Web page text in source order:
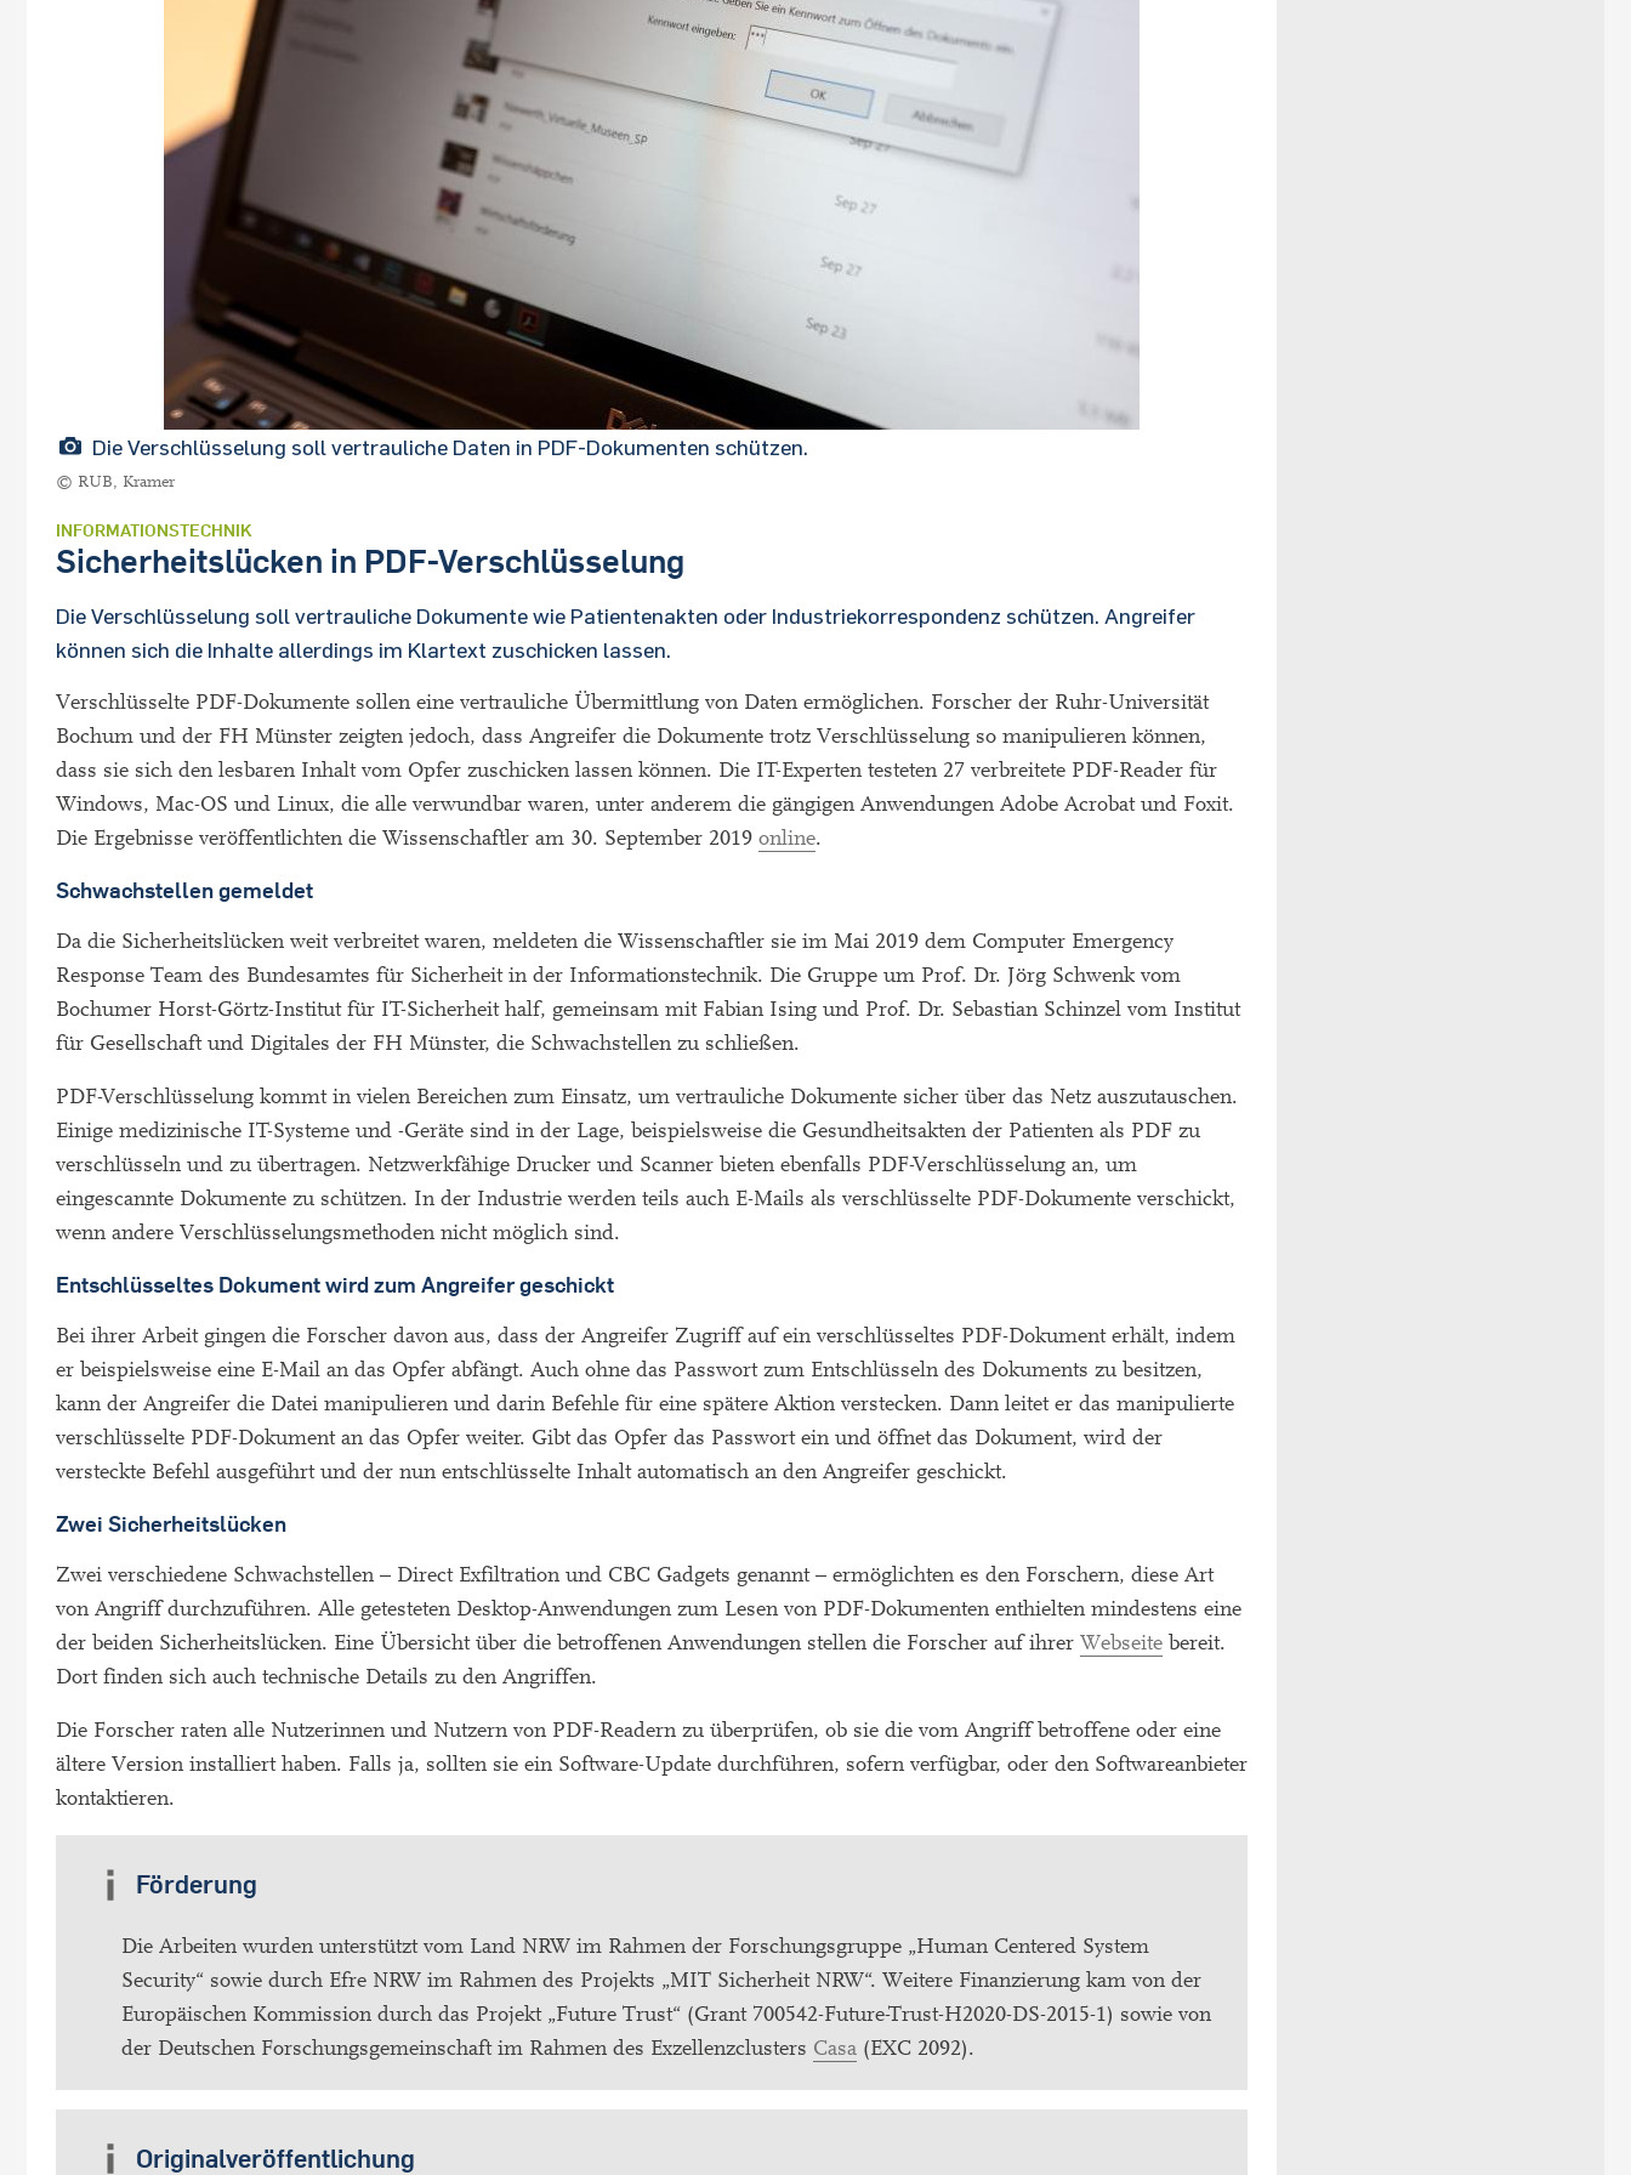
Die Verschlüsselung soll vertrauliche Daten in PDF-Dokumenten schützen.
© RUB, Kramer
INFORMATIONSTECHNIK
Sicherheitslücken in PDF-Verschlüsselung
Die Verschlüsselung soll vertrauliche Dokumente wie Patientenakten oder Industriekorrespondenz schützen. Angreifer
können sich die Inhalte allerdings im Klartext zuschicken lassen.
Verschlüsselte PDF-Dokumente sollen eine vertrauliche Übermittlung von Daten ermöglichen. Forscher der Ruhr-Universität
Bochum und der FH Münster zeigten jedoch, dass Angreifer die Dokumente trotz Verschlüsselung so manipulieren können,
dass sie sich den lesbaren Inhalt vom Opfer zuschicken lassen können. Die IT-Experten testeten 27 verbreitete PDF-Reader für
Windows, Mac-OS und Linux, die alle verwundbar waren, unter anderem die gängigen Anwendungen Adobe Acrobat und Foxit.
Die Ergebnisse veröffentlichten die Wissenschaftler am 30. September 2019 online.
Schwachstellen gemeldet
Da die Sicherheitslücken weit verbreitet waren, meldeten die Wissenschaftler sie im Mai 2019 dem Computer Emergency
Response Team des Bundesamtes für Sicherheit in der Informationstechnik. Die Gruppe um Prof. Dr. Jörg Schwenk vom
Bochumer Horst-Görtz-Institut für IT-Sicherheit half, gemeinsam mit Fabian Ising und Prof. Dr. Sebastian Schinzel vom Institut
für Gesellschaft und Digitales der FH Münster, die Schwachstellen zu schließen.
PDF-Verschlüsselung kommt in vielen Bereichen zum Einsatz, um vertrauliche Dokumente sicher über das Netz auszutauschen.
Einige medizinische IT-Systeme und -Geräte sind in der Lage, beispielsweise die Gesundheitsakten der Patienten als PDF zu
verschlüsseln und zu übertragen. Netzwerkfähige Drucker und Scanner bieten ebenfalls PDF-Verschlüsselung an, um
eingescannte Dokumente zu schützen. In der Industrie werden teils auch E-Mails als verschlüsselte PDF-Dokumente verschickt,
wenn andere Verschlüsselungsmethoden nicht möglich sind.
Entschlüsseltes Dokument wird zum Angreifer geschickt
Bei ihrer Arbeit gingen die Forscher davon aus, dass der Angreifer Zugriff auf ein verschlüsseltes PDF-Dokument erhält, indem
er beispielsweise eine E-Mail an das Opfer abfängt. Auch ohne das Passwort zum Entschlüsseln des Dokuments zu besitzen,
kann der Angreifer die Datei manipulieren und darin Befehle für eine spätere Aktion verstecken. Dann leitet er das manipulierte
verschlüsselte PDF-Dokument an das Opfer weiter. Gibt das Opfer das Passwort ein und öffnet das Dokument, wird der
versteckte Befehl ausgeführt und der nun entschlüsselte Inhalt automatisch an den Angreifer geschickt.
Zwei Sicherheitslücken
Zwei verschiedene Schwachstellen – Direct Exfiltration und CBC Gadgets genannt – ermöglichten es den Forschern, diese Art
von Angriff durchzuführen. Alle getesteten Desktop-Anwendungen zum Lesen von PDF-Dokumenten enthielten mindestens eine
der beiden Sicherheitslücken. Eine Übersicht über die betroffenen Anwendungen stellen die Forscher auf ihrer Webseite bereit.
Dort finden sich auch technische Details zu den Angriffen.
Die Forscher raten alle Nutzerinnen und Nutzern von PDF-Readern zu überprüfen, ob sie die vom Angriff betroffene oder eine
ältere Version installiert haben. Falls ja, sollten sie ein Software-Update durchführen, sofern verfügbar, oder den Softwareanbieter
kontaktieren.
Förderung
Die Arbeiten wurden unterstützt vom Land NRW im Rahmen der Forschungsgruppe „Human Centered System
Security“ sowie durch Efre NRW im Rahmen des Projekts „MIT Sicherheit NRW“. Weitere Finanzierung kam von der
Europäischen Kommission durch das Projekt „Future Trust“ (Grant 700542-Future-Trust-H2020-DS-2015-1) sowie von
der Deutschen Forschungsgemeinschaft im Rahmen des Exzellenzclusters Casa (EXC 2092).
Originalveröffentlichung